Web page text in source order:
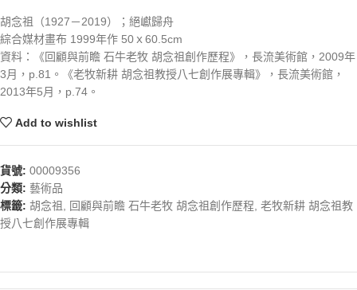
胡念祖（1927－2019）；絕巘歸舟
綜合媒材畫布 1999年作 50ｘ60.5cm
資料：《回顧與前瞻 石牛老牧 胡念祖創作歷程》，長流美術館，2009年
3月，p.81。《老牧新耕 胡念祖教授八七創作展專輯》，長流美術館，
2013年5月，p.74。
Add to wishlist
貨號: 00009356
分類: 藝術品
標籤: 胡念祖 回顧與前瞻 石牛老牧 胡念祖創作歷程 老牧新耕 胡念祖教
授八七創作展專輯